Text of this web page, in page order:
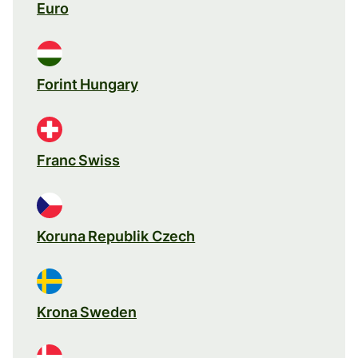
Euro
Forint Hungary
Franc Swiss
Koruna Republik Czech
Krona Sweden